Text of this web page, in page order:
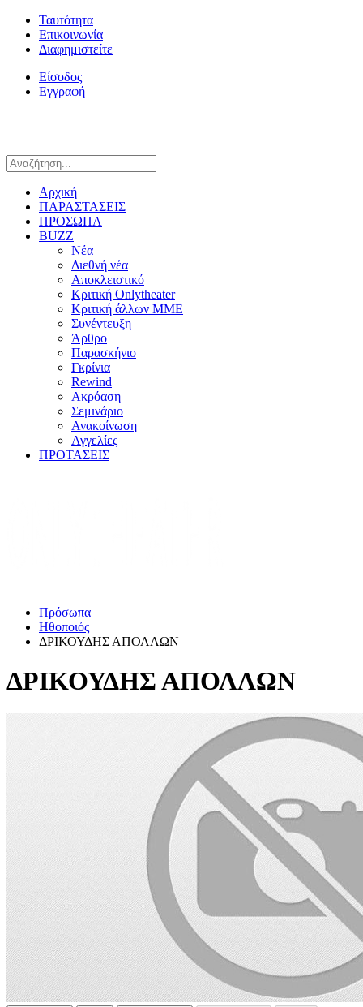
Ταυτότητα
Επικοινωνία
Διαφημιστείτε
Είσοδος
Εγγραφή
Αρχική
ΠΑΡΑΣΤΑΣΕΙΣ
ΠΡΟΣΩΠΑ
BUZZ
Νέα
Διεθνή νέα
Αποκλειστικό
Κριτική Onlytheater
Κριτική άλλων ΜΜΕ
Συνέντευξη
Άρθρο
Παρασκήνιο
Γκρίνια
Rewind
Ακρόαση
Σεμινάριο
Ανακοίνωση
Αγγελίες
ΠΡΟΤΑΣΕΙΣ
Πρόσωπα
Ηθοποιός
ΔΡΙΚΟΥΔΗΣ ΑΠΟΛΛΩΝ
ΔΡΙΚΟΥΔΗΣ ΑΠΟΛΛΩΝ